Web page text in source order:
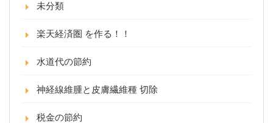
未分類
楽天経済圏 を作る！！
水道代の節約
神経線維腫と皮膚繊維種 切除
税金の節約